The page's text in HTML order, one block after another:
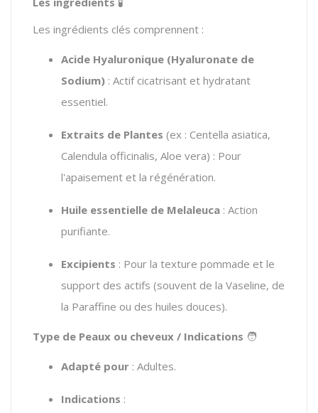
Les ingrédients clés comprennent :
Acide Hyaluronique (Hyaluronate de
Sodium) : Actif cicatrisant et hydratant
essentiel.
Extraits de Plantes (ex : Centella asiatica,
Calendula officinalis, Aloe vera) : Pour
l'apaisement et la régénération.
Huile essentielle de Melaleuca : Action
purifiante.
Excipients : Pour la texture pommade et le
support des actifs (souvent de la Vaseline, de
la Paraffine ou des huiles douces).
Type de Peaux ou cheveux / Indications 🧑
Adapté pour : Adultes.
Indications :